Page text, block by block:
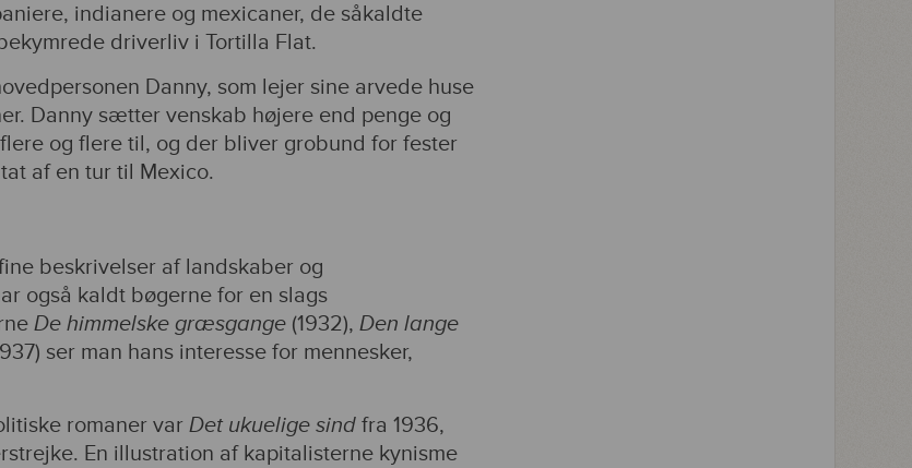
indianere og mexicaner, de såkaldte
driverliv i Tortilla Flat.
Danny, som lejer sine arvede huse
Danny sætter venskab højere end penge og
og flere til, og der bliver grobund for fester
af en tur til Mexico.
beskrivelser af landskaber og
også kaldt bøgerne for en slags
De himmelske græsgange (1932), Den lange
ser man hans interesse for mennesker,
romaner var Det ukuelige sind fra 1936,
En illustration af kapitalisterne kynisme